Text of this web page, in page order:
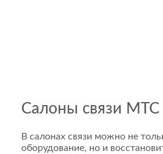
Салоны связи МТС
В салонах связи можно не
оборудование, но и